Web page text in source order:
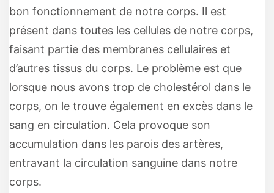
bon fonctionnement de notre corps. Il est
présent dans toutes les cellules de notre corps,
faisant partie des membranes cellulaires et
d’autres tissus du corps. Le problème est que
lorsque nous avons trop de cholestérol dans le
corps, on le trouve également en excès dans le
sang en circulation. Cela provoque son
accumulation dans les parois des artères,
entravant la circulation sanguine dans notre
corps.